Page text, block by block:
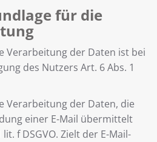
für die
Verarbeitung der Daten ist bei
des Nutzers Art. 6 Abs. 1
Verarbeitung der Daten, die
einer E-Mail übermittelt
f DSGVO. Zielt der E-Mail-